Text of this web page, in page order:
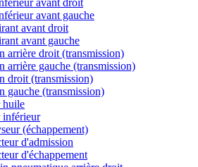
avant droit
avant gauche
avant droit
avant gauche
arrière droit (transmission)
arrière gauche (transmission)
droit (transmission)
gauche (transmission)
huile
inférieur
(échappement)
d'admission
d'échappement